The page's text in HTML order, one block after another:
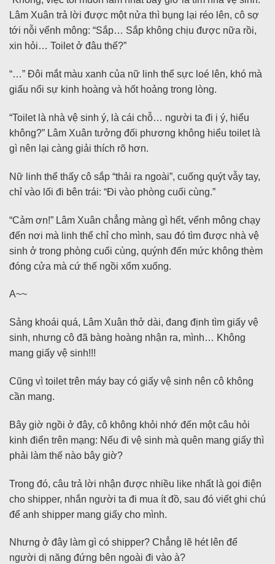
Lâm Xuân trả lời được một nửa thì bụng lại réo lên, cô sợ
tới nỗi vểnh mông: “Sắp… Sắp không chịu được nữa rồi,
xin hỏi… Toilet ở đâu thế?”
“…” Đôi mắt màu xanh của nữ linh thể sực loé lên, khó mà
giấu nổi sự kinh hoàng và hốt hoảng trong lòng.
“Toilet là nhà vệ sinh ý, là cái chỗ… người ta đi ị ý, hiểu
không?” Lâm Xuân tưởng đối phương không hiểu toilet là
gì nên lại càng giải thích rõ hơn.
Nữ linh thể thấy cô sắp “thải ra ngoài”, cuống quýt vẫy tay,
chỉ vào lối đi bên trái: “Đi vào phòng cuối cùng.”
“Cảm ơn!” Lâm Xuân chẳng màng gì hết, vểnh mông chạy
đến nơi mà linh thể chỉ cho mình, sau đó tìm được nhà vệ
sinh ở trong phòng cuối cùng, quýnh đến mức không thèm
đóng cửa mà cứ thế ngồi xổm xuống.
A~~
Sảng khoái quá, Lâm Xuân thở dài, đang định tìm giấy vệ
sinh, nhưng cô đã bàng hoàng nhận ra, mình… Không
mang giấy vệ sinh!!!
Cũng vì toilet trên máy bay có giấy vệ sinh nên cô không
cần mang.
Bây giờ ngồi ở đây, cô không khỏi nhớ đến một câu hỏi
kinh điển trên mạng: Nếu đi vệ sinh mà quên mang giấy thì
phải làm thế nào bây giờ?
Trong đó, câu trả lời nhận được nhiều like nhất là gọi điện
cho shipper, nhắn người ta đi mua ít đồ, sau đó viết ghi chú
để anh shipper mang giấy cho mình.
Nhưng ở đây làm gì có shipper? Chẳng lẽ hét lên để
người dị năng đứng bên ngoài đi vào à?